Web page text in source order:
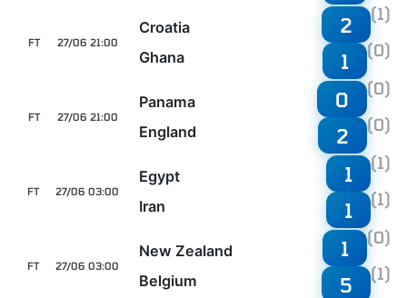
27/06 21:00
FT
Croatia
Ghana
2 (1)
1 (0)
27/06 21:00
FT
Panama
England
0 (0)
2 (0)
27/06 03:00
FT
Egypt
Iran
1 (1)
1 (1)
27/06 03:00
FT
New Zealand
Belgium
1 (0)
5 (1)